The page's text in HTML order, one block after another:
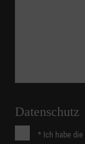
Datenschutz
* Ich habe die